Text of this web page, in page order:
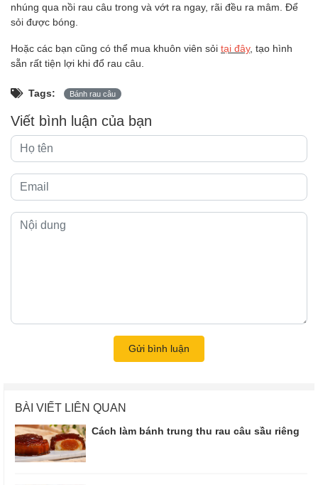
nhúng qua nồi rau câu trong và vớt ra ngay, rãi đều ra mâm. Để
sỏi được bóng.
Hoặc các bạn cũng có thể mua khuôn viên sỏi tại đây, tạo hình
sẵn rất tiện lợi khi đổ rau câu.
Tags: Bánh rau câu
Viết bình luận của bạn
Gửi bình luận
BÀI VIẾT LIÊN QUAN
Cách làm bánh trung thu rau câu sầu riêng